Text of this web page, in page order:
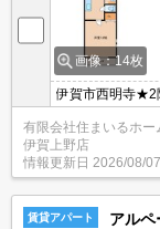
画像：14枚
伊賀市西明寺★2
有限会社住まいるホー
伊賀上野店
情報更新日 2026/08/07
賃貸アパート アルペ